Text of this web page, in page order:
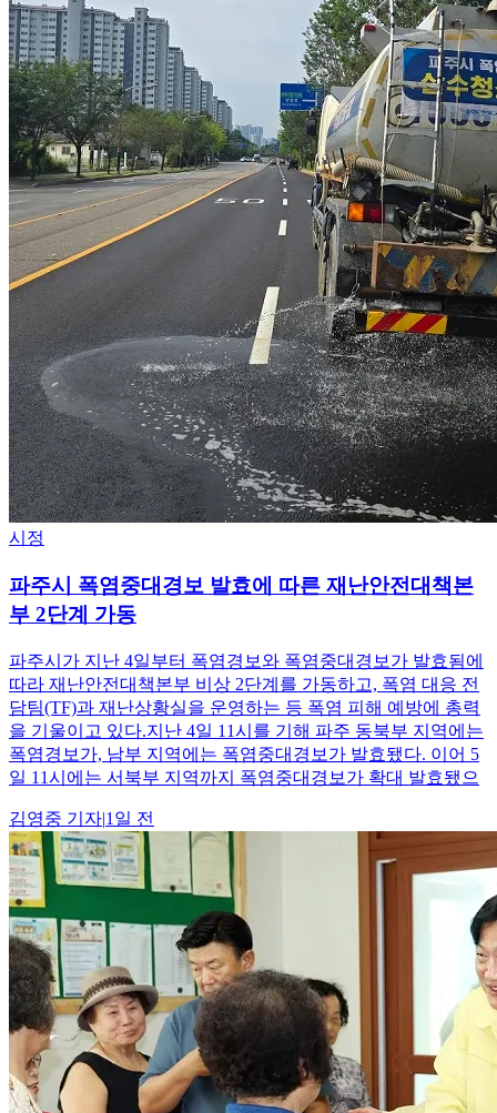
시정
파주시 폭염중대경보 발효에 따른 재난안전대책본
부 2단계 가동
파주시가 지난 4일부터 폭염경보와 폭염중대경보가 발효됨에
따라 재난안전대책본부 비상 2단계를 가동하고, 폭염 대응 전
담팀(TF)과 재난상황실을 운영하는 등 폭염 피해 예방에 총력
을 기울이고 있다.지난 4일 11시를 기해 파주 동북부 지역에는
폭염경보가, 남부 지역에는 폭염중대경보가 발효됐다. 이어 5
일 11시에는 서북부 지역까지 폭염중대경보가 확대 발효됐으
김영중 기자|1일 전